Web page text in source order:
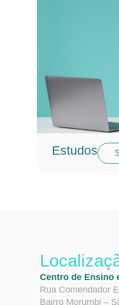
Estudos
Centro de Ensino
Rua Comendador
Bairro Morumbi –